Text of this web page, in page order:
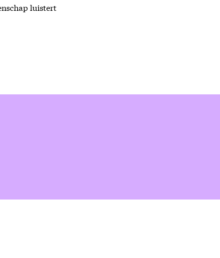
luistert